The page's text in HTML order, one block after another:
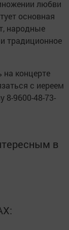
любви
основная
народные
традиционное
концерте
с иереем
8-9600-48-73-
в